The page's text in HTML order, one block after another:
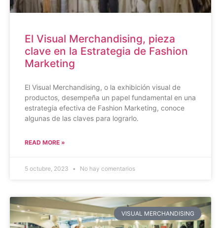
El Visual Merchandising, pieza
clave en la Estrategia de Fashion
Marketing
El Visual Merchandising, o la exhibición visual de
productos, desempeña un papel fundamental en una
estrategia efectiva de Fashion Marketing, conoce
algunas de las claves para lograrlo.
READ MORE »
5 octubre, 2023 No hay comentarios
VISUAL MERCHANDISING